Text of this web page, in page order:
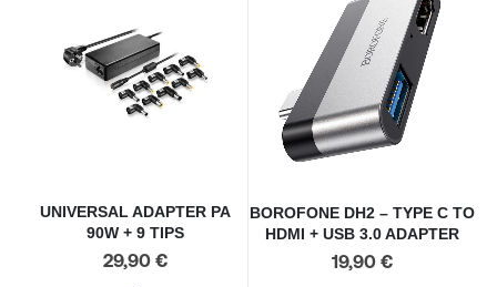
UNIVERSAL ADAPTER PA
90W + 9 TIPS
29,90 €
BOROFONE DH2 – TYPE C TO
HDMI + USB 3.0 ADAPTER
19,90 €